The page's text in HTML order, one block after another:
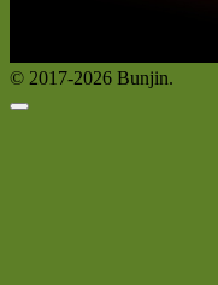
© 2017-2026 Bunjin.